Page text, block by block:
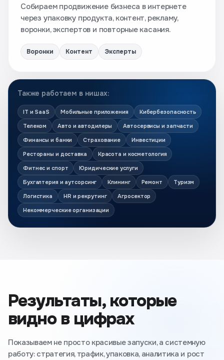
Собираем продвижение бизнеса в интернете
через упаковку продукта, контент, рекламу,
воронки, экспертов и повторные касания.
Воронки Контент Эксперты
Также работаем в нишах:
IT и SaaS Мобильные приложения
Кибербезопасность
Телеком
Авто и автодилеры
Автосервисы и запчасти
Финансы и банки
Страхование
Инвестиции
Рестораны и доставка
Красота и косметология
Фитнес и спорт
Юридические услуги
Бухгалтерия и аутсорсинг
Клининг Ремонт
Туризм
Логистика
HR и рекрутинг
Агросектор
Некоммерческие организации
Результаты, которые
видно в цифрах
Показываем не просто красивые запуски, а системную
работу: стратегия, трафик, упаковка, аналитика и рост